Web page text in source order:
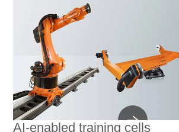
AI-enabled training cells